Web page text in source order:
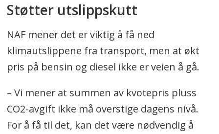
Støtter utslippskutt
NAF mener det er viktig å få ned
klimautslippene fra transport, men at økt
pris på bensin og diesel ikke er veien å gå.
– Vi mener at summen av kvotepris pluss
CO2-avgift ikke må overstige dagens nivå.
For å få til det, kan det være nødvendig å